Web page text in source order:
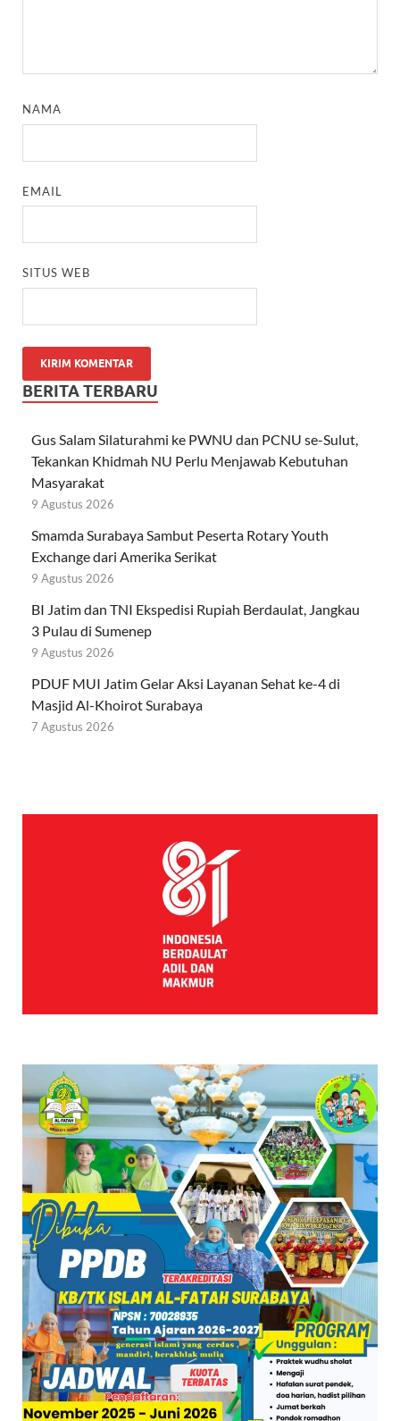
NAMA
EMAIL
SITUS WEB
BERITA TERBARU
Gus Salam Silaturahmi ke PWNU dan PCNU se-Sulut,
Tekankan Khidmah NU Perlu Menjawab Kebutuhan
Masyarakat
9 Agustus 2026
Smamda Surabaya Sambut Peserta Rotary Youth
Exchange dari Amerika Serikat
9 Agustus 2026
BI Jatim dan TNI Ekspedisi Rupiah Berdaulat, Jangkau
3 Pulau di Sumenep
9 Agustus 2026
PDUF MUI Jatim Gelar Aksi Layanan Sehat ke-4 di
Masjid Al-Khoirot Surabaya
7 Agustus 2026